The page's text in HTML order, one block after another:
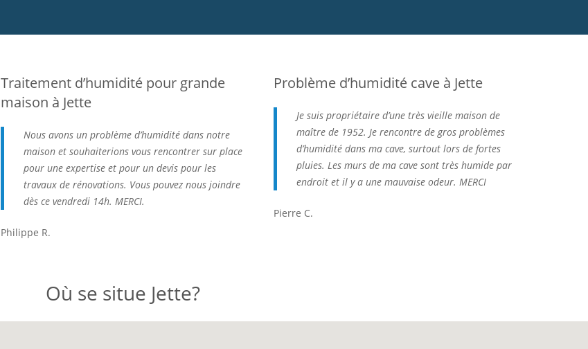
Traitement d’humidité pour grande
maison à Jette
Nous avons un problème d’humidité dans notre
maison et souhaiterions vous rencontrer sur place
pour une expertise et pour un devis pour les
travaux de rénovations. Vous pouvez nous joindre
dès ce vendredi 14h. MERCI.
Philippe R.
Problème d’humidité cave à Jette
Je suis propriétaire d’une très vieille maison de
maître de 1952. Je rencontre de gros problèmes
d’humidité dans ma cave, surtout lors de fortes
pluies. Les murs de ma cave sont très humide par
endroit et il y a une mauvaise odeur. MERCI
Pierre C.
Où se situe Jette?